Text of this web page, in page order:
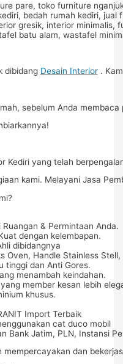
pare, toko furniture
bedah rumah kediri,
gresik, interior
batu alam, wastafel
dibidang Desain Interior.
sebelum Anda membaca
Kediri yang telah
kami. Melayani Jasa
& Permintaan Anda.
dengan kelembapan.
dibidangnya
Oven, Handle Stainless
tinggi dan Anti Gores.
menambah keindahan.
member kesan lebih
khusus.
Import Terbaik
cat duco mobil
Bank Jatim, PLN, Instansi
mempercayakan dan